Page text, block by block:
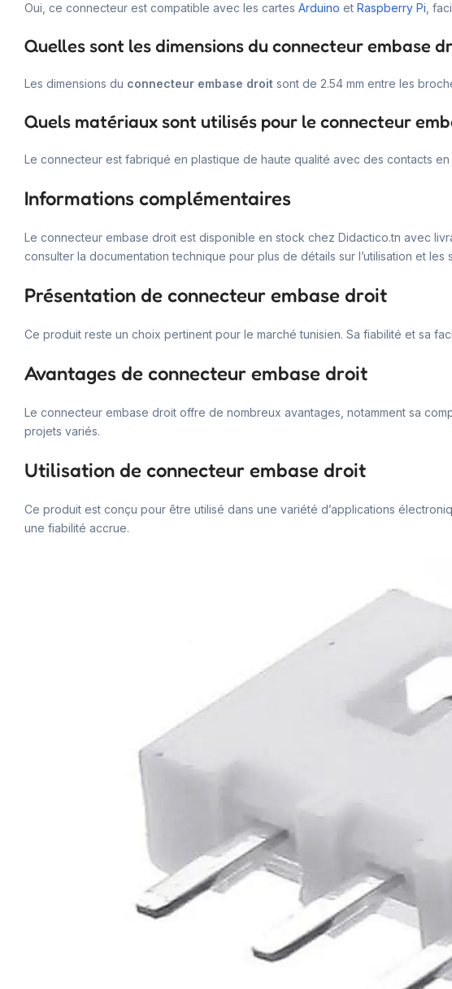
Oui, ce connecteur est compatible avec les cartes Arduino et Raspberry Pi ,
Quelles sont les dimensions du connecteur embase
Les dimensions du connecteur embase droit sont de 2.54 mm entre les
Quels matériaux sont utilisés pour le connecteur
Le connecteur est fabriqué en plastique de haute qualité avec des contacts
Informations complémentaires
Le connecteur embase droit est disponible en stock chez Didactico.tn avec
consulter la documentation technique pour plus de détails sur l’utilisation et les
Présentation de connecteur embase droit
Ce produit reste un choix pertinent pour le marché tunisien. Sa fiabilité et sa
Avantages de connecteur embase droit
Le connecteur embase droit offre de nombreux avantages, notamment sa
projets variés.
Utilisation de connecteur embase droit
Ce produit est conçu pour être utilisé dans une variété d’applications
une fiabilité accrue.